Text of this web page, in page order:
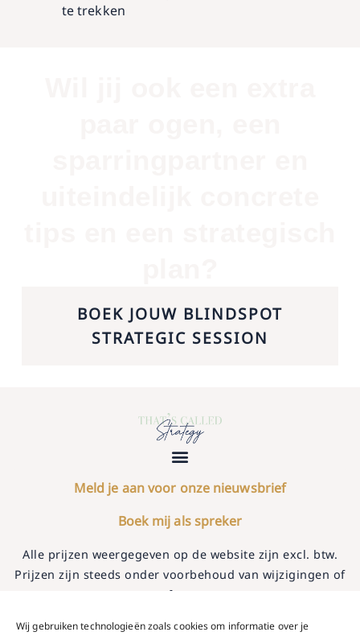
Wij gebruiken technologieën zoals cookies om informatie over je
te trekken
BOEK JOUW BLINDSPOT
STRATEGIC SESSION
Meld je aan voor onze nieuwsbrief
Boek mij als spreker
Alle prijzen weergegeven op de website zijn excl. btw.
Prijzen zijn steeds onder voorbehoud van wijzigingen of
typfouten.
Fotografie door Ellen Terrace, Noud Van Aken, Tinneke Lodeweyckx,